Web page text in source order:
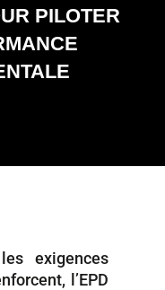
PILOTER
exigences
l’EPD